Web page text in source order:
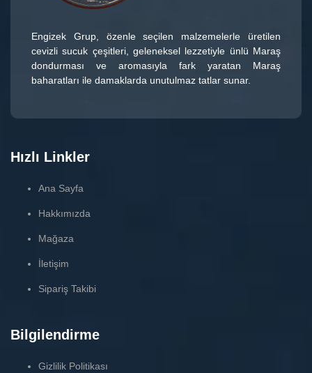
Engizek Grup, özenle seçilen malzemelerle üretilen
cevizli sucuk çeşitleri, geleneksel lezzetiyle ünlü Maraş
dondurması ve aromasıyla fark yaratan Maraş
baharatları ile damaklarda unutulmaz tatlar sunar.
Hızlı Linkler
Ana Sayfa
Hakkımızda
Mağaza
İletişim
Sipariş Takibi
Bilgilendirme
Gizlilik Politikası